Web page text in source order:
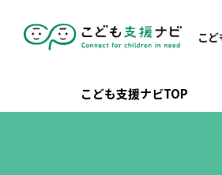
こ
こども支援ナビTOP